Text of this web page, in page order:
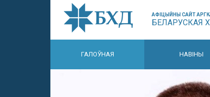
АФІЦЫЙНЫ САЙТ
БЕЛАРУСКАЯ
ГАЛОЎНАЯ НАВІНЫ